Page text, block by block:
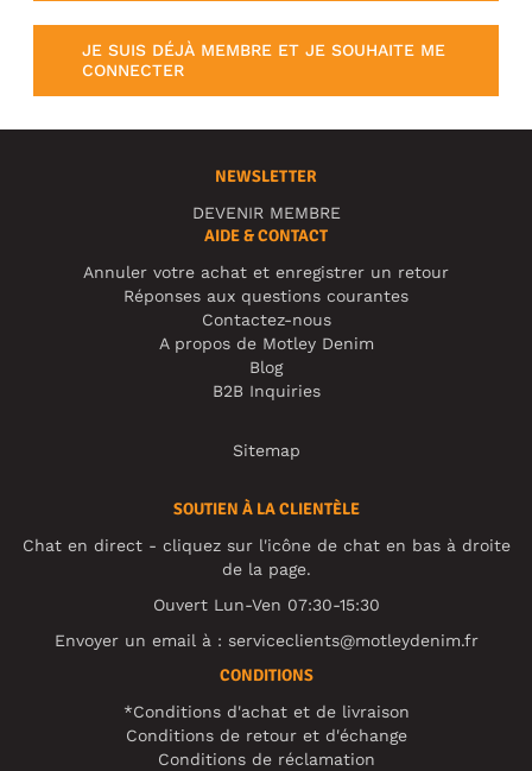
JE SUIS DÉJÀ MEMBRE ET JE SOUHAITE ME
CONNECTER
NEWSLETTER
DEVENIR MEMBRE
AIDE & CONTACT
Annuler votre achat et enregistrer un retour
Réponses aux questions courantes
Contactez-nous
A propos de Motley Denim
Blog
B2B Inquiries
Sitemap
SOUTIEN À LA CLIENTÈLE
Chat en direct - cliquez sur l'icône de chat en bas à droite
de la page.
Ouvert Lun-Ven 07:30-15:30
Envoyer un email à : serviceclients@motleydenim.fr
CONDITIONS
*Conditions d'achat et de livraison
Conditions de retour et d'échange
Conditions de réclamation